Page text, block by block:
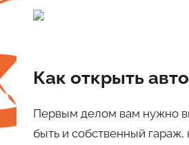
Как открыть
Первым делом вам нужно
быть и собственный